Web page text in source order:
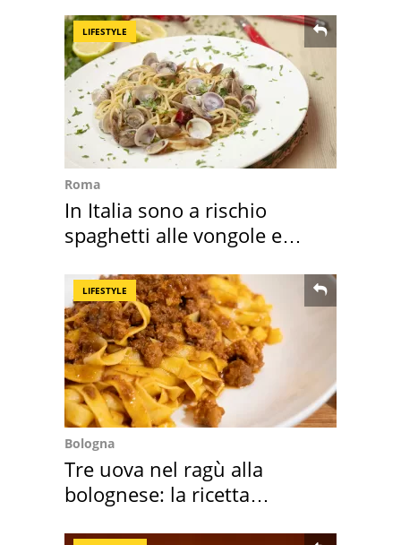
LIFESTYLE
Roma
In Italia sono a rischio
spaghetti alle vongole e
LIFESTYLE
Bologna
Tre uova nel ragù alla
bolognese: la ricetta